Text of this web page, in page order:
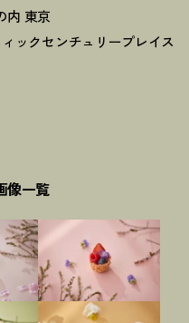
内 東京
ックセンチュリープレイス
像一覧